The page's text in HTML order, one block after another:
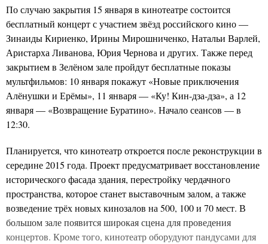
По случаю закрытия 15 января в кинотеатре состоится
бесплатный концерт с участием звёзд российского кино —
Зинаиды Кириенко, Ирины Мирошниченко, Натальи Варлей,
Аристарха Ливанова, Юрия Чернова и других. Также перед
закрытием в Зелёном зале пройдут бесплатные показы
мультфильмов: 10 января покажут «Новые приключения
Алёнушки и Ерёмы», 11 января — «Ку! Кин-дза-дза», а 12
января — «Возвращение Буратино». Начало сеансов — в
12:30.
Планируется, что кинотеатр откроется после реконструкции в
середине 2015 года. Проект предусматривает восстановление
исторического фасада здания, перестройку чердачного
пространства, которое станет выставочным залом, а также
возведение трёх новых кинозалов на 500, 100 и 70 мест. В
большом зале появится широкая сцена для проведения
концертов. Кроме того, кинотеатр оборудуют пандусами для